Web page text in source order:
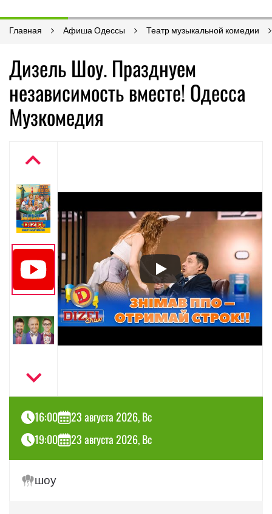
Главная Афиша Одессы Театр музыкальной комедии
Дизель Шоу. Празднуем
независимость вместе! Одесса
Музкомедия
16:00
23 августа 2026, Вс
19:00
23 августа 2026, Вс
шоу